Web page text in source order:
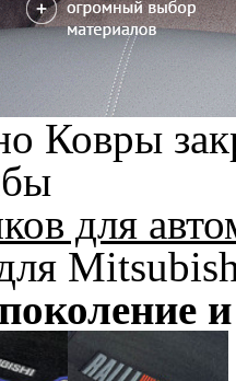
Ковры
для